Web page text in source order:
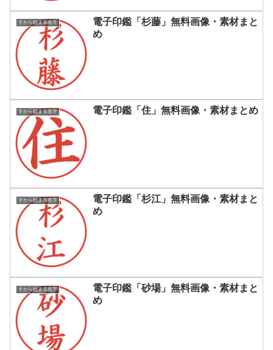
すから始まる名字
電子印鑑「杉藤」無料画像・素材まと
め
すから始まる名字 電子印鑑「住」無料画像・素材まとめ
すから始まる名字
電子印鑑「杉江」無料画像・素材まと
め
すから始まる名字
電子印鑑「砂場」無料画像・素材まと
め